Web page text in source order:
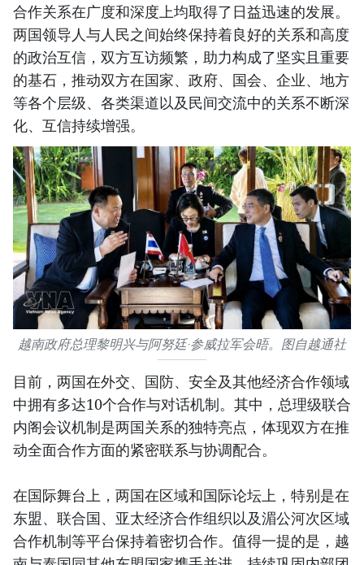
合作关系在广度和深度上均取得了日益迅速的发展。
两国领导人与人民之间始终保持着良好的关系和高度
的政治互信，双方互访频繁，助力构成了坚实且重要
的基石，推动双方在国家、政府、国会、企业、地方
等各个层级、各类渠道以及民间交流中的关系不断深
化、互信持续增强。
越南政府总理黎明兴与阿努廷·参威拉军会晤。图自越通社
目前，两国在外交、国防、安全及其他经济合作领域
中拥有多达10个合作与对话机制。其中，总理级联合
内阁会议机制是两国关系的独特亮点，体现双方在推
动全面合作方面的紧密联系与协调配合。
在国际舞台上，两国在区域和国际论坛上，特别是在
东盟、联合国、亚太经济合作组织以及湄公河次区域
合作机制等平台保持着密切合作。值得一提的是，越